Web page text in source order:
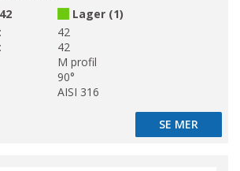
Lager (1)
42
42
M profil
90°
AISI 316
SE MER
SE MER